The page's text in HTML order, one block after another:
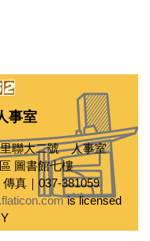
事室
聯大二號 人事室
圖書館七樓
｜037-381059
is licensed